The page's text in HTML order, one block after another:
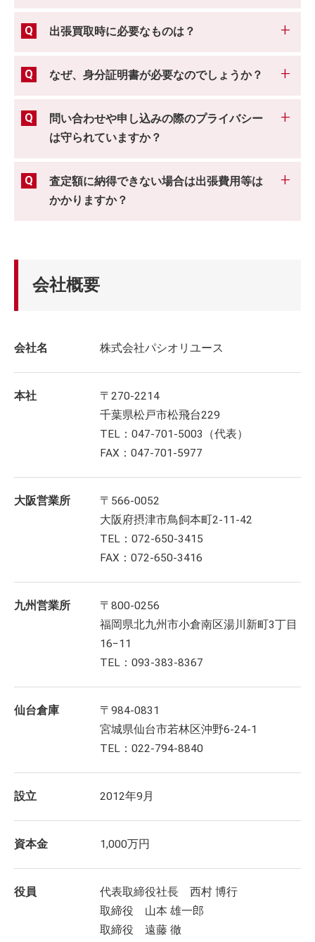
出張買取時に必要なものは？
なぜ、身分証明書が必要なのでしょうか？
問い合わせや申し込みの際のプライバシー
は守られていますか？
査定額に納得できない場合は出張費用等は
かかりますか？
会社概要
会社名 株式会社パシオリユース
本社
〒270-2214
千葉県松戸市松飛台229
TEL：047-701-5003（代表）
FAX：047-701-5977
大阪営業所
〒566-0052
大阪府摂津市鳥飼本町2-11-42
TEL：072-650-3415
FAX：072-650-3416
九州営業所
〒800-0256
福岡県北九州市小倉南区湯川新町3丁目
16−11
TEL：093-383-8367
仙台倉庫
〒984-0831
宮城県仙台市若林区沖野6-24-1
TEL：022-794-8840
設立 2012年9月
資本金 1,000万円
役員
代表取締役社長 西村 博行
取締役 山本 雄一郎
取締役 遠藤 徹